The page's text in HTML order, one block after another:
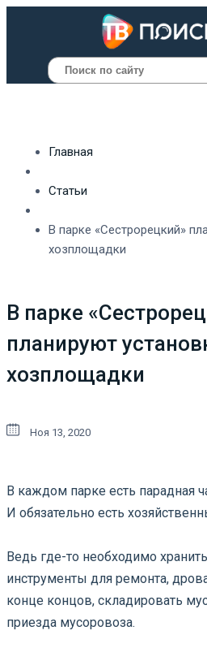
Поиск
Главная
Статьи
В парке «Сестрорецкий»
хозплощадки
В парке
планируют
хозплощадки
Ноя 13, 2020
В каждом парке есть парадная
И обязательно есть
Ведь где-то необходимо
инструменты для ремонта,
конце концов, складировать
приезда мусоровоза.